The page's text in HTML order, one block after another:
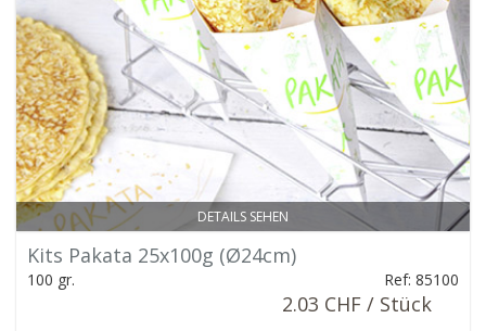
DETAILS SEHEN
Kits Pakata 25x100g (Ø24cm)
100 gr. Ref: 85100
2.03 CHF / Stück